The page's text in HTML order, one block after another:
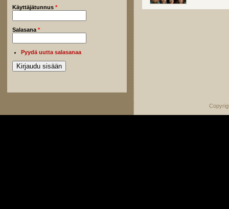
Käyttäjätunnus *
Salasana *
Pyydä uutta salasanaa